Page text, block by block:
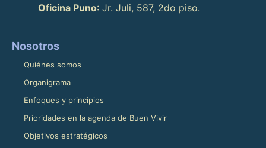
Oficina Puno: Jr. Juli, 587, 2do piso.
Nosotros
Quiénes somos
Organigrama
Enfoques y principios
Prioridades en la agenda de Buen Vivir
Objetivos estratégicos